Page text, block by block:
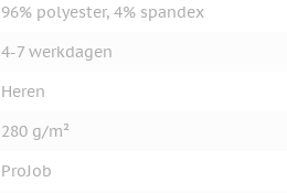
96% polyester, 4% spandex
4-7 werkdagen
Heren
280 g/m²
ProJob